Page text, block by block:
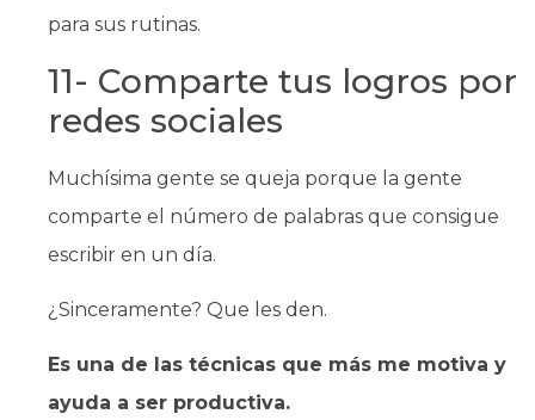
para sus rutinas.
11- Comparte tus logros por
redes sociales
Muchísima gente se queja porque la gente
comparte el número de palabras que consigue
escribir en un día.
¿Sinceramente? Que les den.
Es una de las técnicas que más me motiva y
ayuda a ser productiva.